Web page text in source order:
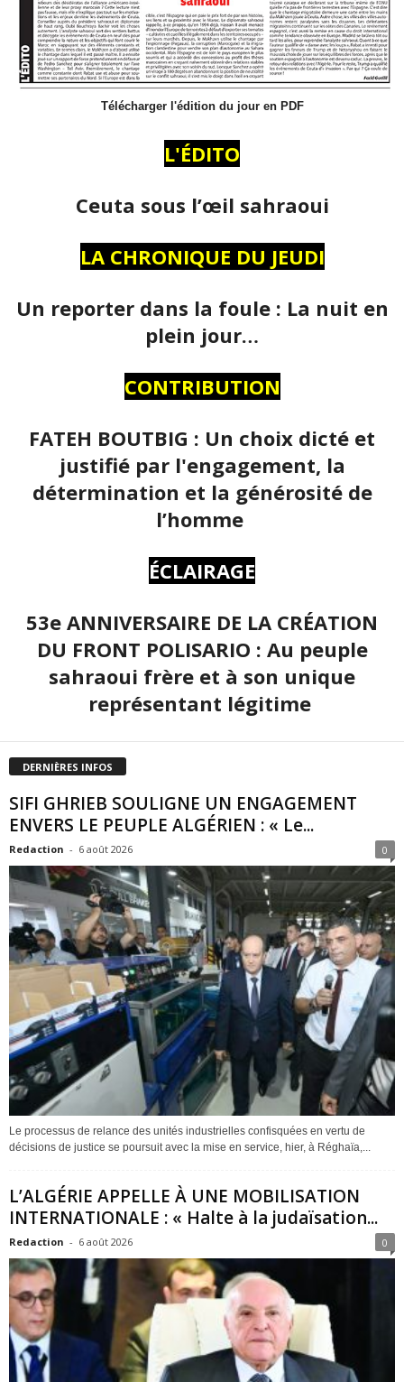
Télécharger l'édition du jour en PDF
L'ÉDITO
Ceuta sous l’œil sahraoui
LA CHRONIQUE DU JEUDI
Un reporter dans la foule : La nuit en
plein jour…
CONTRIBUTION
FATEH BOUTBIG : Un choix dicté et
justifié par l'engagement, la
détermination et la générosité de
l’homme
ÉCLAIRAGE
53e ANNIVERSAIRE DE LA CRÉATION
DU FRONT POLISARIO : Au peuple
sahraoui frère et à son unique
représentant légitime
DERNIÈRES INFOS
SIFI GHRIEB SOULIGNE UN ENGAGEMENT
ENVERS LE PEUPLE ALGÉRIEN : « Le...
Redaction - 6 août 2026 0
Le processus de relance des unités industrielles confisquées en vertu de
décisions de justice se poursuit avec la mise en service, hier, à Réghaïa,...
L’ALGÉRIE APPELLE À UNE MOBILISATION
INTERNATIONALE : « Halte à la judaïsation...
Redaction - 6 août 2026 0